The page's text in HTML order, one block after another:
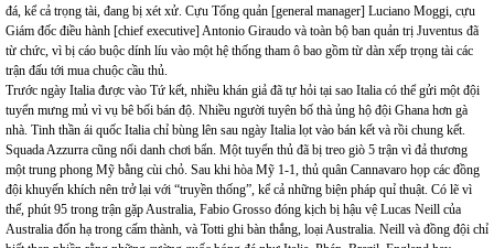
đá, kể cả trọng tài, đang bị xét xử. Cựu Tổng quản [general manager] Luciano Moggi, cựu
Giám đốc điều hành [chief executive] Antonio Giraudo và toàn bộ ban quản trị Juventus đã
từ chức, vì bị cáo buộc dính líu vào một hệ thống tham ô bao gồm từ dàn xếp trọng tài các
trận đấu tới mua chuộc cầu thủ.
Trước ngày Italia được vào Tứ kết, nhiều khán giả đã tự hỏi tại sao Italia có thể gửi một đội
tuyển mưng mủ vì vụ bê bối bán độ. Nhiều người tuyên bố thà ủng hộ đội Ghana hơn gà
nhà. Tinh thần ái quốc Italia chỉ bùng lên sau ngày Italia lọt vào bán kết và rồi chung kết.
Squada Azzurra cũng nổi danh chơi bẩn. Một tuyển thủ đã bị treo giò 5 trận vì đả thương
một trung phong Mỹ bằng cùi chỏ. Sau khi hòa Mỹ 1-1, thủ quân Cannavaro họp các đồng
đội khuyến khích nên trở lại với “truyền thống”, kể cả những biện pháp quỉ thuật. Có lẽ vì
thế, phút 95 trong trận gặp Australia, Fabio Grosso đóng kịch bị hậu vệ Lucas Neill của
Australia đốn hạ trong cấm thành, và Totti ghi bàn thắng, loại Australia. Neill và đồng đội chỉ